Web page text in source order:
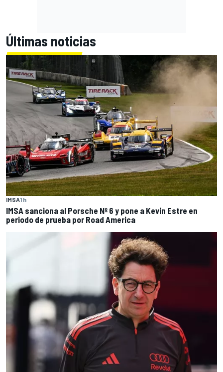
Últimas noticias
IMSA1 h
IMSA sanciona al Porsche Nº 6 y pone a Kevin Estre en
periodo de prueba por Road America